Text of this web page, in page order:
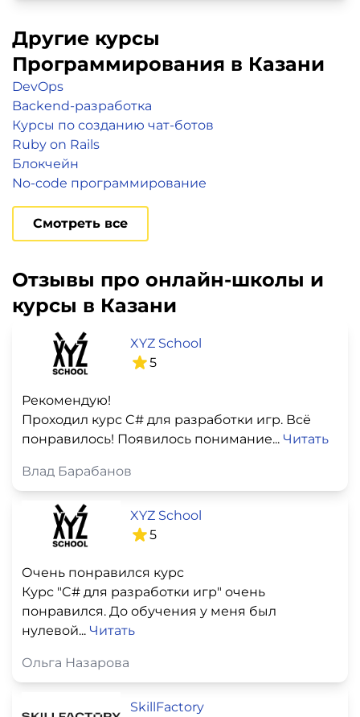
Другие курсы
Программирования в Казани
DevOps
Backend-разработка
Курсы по созданию чат-ботов
Ruby on Rails
Блокчейн
No-code программирование
Смотреть все
Отзывы про онлайн-школы и
курсы в Казани
XYZ School
5
Рекомендую!
Проходил курс C# для разработки игр. Всё
понравилось! Появилось понимание... Читать
Влад Барабанов
XYZ School
5
Очень понравился курс
Курс "C# для разработки игр" очень
понравился. До обучения у меня был
нулевой... Читать
Ольга Назарова
SkillFactory